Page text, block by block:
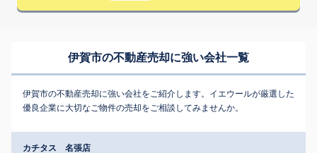
伊賀市の不動産売却に強い会社一覧
伊賀市の不動産売却に強い会社をご紹介します。イエウールが厳選した
優良企業に大切なご物件の売却をご相談してみませんか。
カチタス 名張店